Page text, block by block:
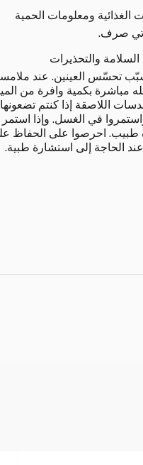
الغذائية ومعلومات الحمية
صرف.
والتحذيرات
تحسّس العينين. عند
مباشرة بكمية وافرة من
اللاصقة إذا كنتم
واستمروا في الغسل. وإذا
طبيب. احرصوا على الحفاظ
الحاجة إلى استشارة طبية.